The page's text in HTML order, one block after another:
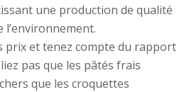
une production de qualité
l’environnement.
prix et tenez compte du rapport
pas que les pâtés frais
que les croquettes